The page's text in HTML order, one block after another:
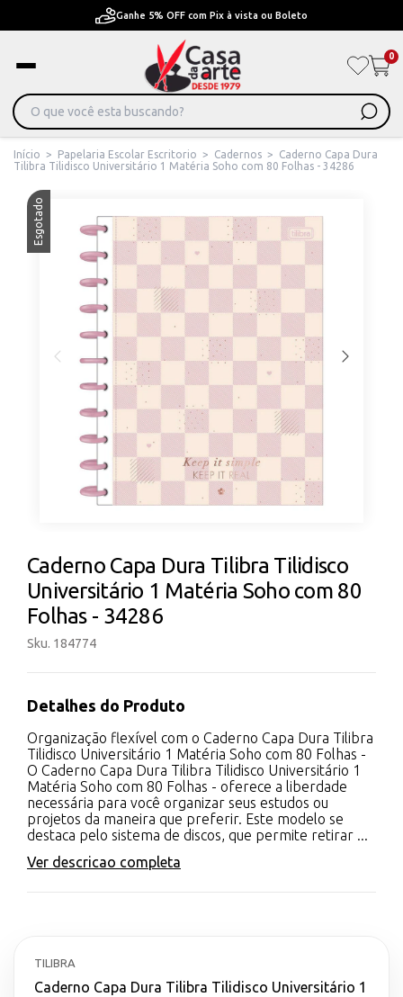
Ganhe 5% OFF com Pix à vista ou Boleto
0
Início > Papelaria Escolar Escritorio > Cadernos >
Caderno Capa Dura
Tilibra Tilidisco Universitário 1 Matéria Soho com 80 Folhas - 34286
Esgotado
Caderno Capa Dura Tilibra Tilidisco
Universitário 1 Matéria Soho com 80
Folhas - 34286
Sku. 184774
Detalhes do Produto
Organização flexível com o Caderno Capa Dura Tilibra
Tilidisco Universitário 1 Matéria Soho com 80 Folhas -
O Caderno Capa Dura Tilibra Tilidisco Universitário 1
Matéria Soho com 80 Folhas - oferece a liberdade
necessária para você organizar seus estudos ou
projetos da maneira que preferir. Este modelo se
destaca pelo sistema de discos, que permite retirar ...
Ver descricao completa
TILIBRA
Caderno Capa Dura Tilibra Tilidisco Universitário 1